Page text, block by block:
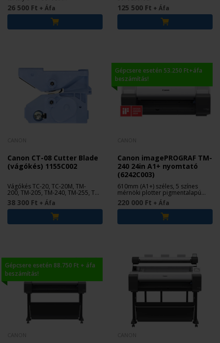
nyomtatóihoz.
26 500 Ft + Áfa 125 500 Ft + Áfa
Canon CT-08 Cutter Blade
(vágókés) 1155C002
Vágókés TC-20, TC-20M, TM-
200, TM-205, TM-240, TM-255, TM-
300, TM-305, TM-340, TM-350, TM-
355 nyomtatókhoz.
38 300 Ft + Áfa
Gépcsere esetén 53.250 Ft+áfa
beszámítás!
Canon imagePROGRAF TM-
240 24in A1+ nyomtató
(6242C003)
610mm (A1+) széles, 5 színes
mérnöki plotter pigmentalapú
tintával
220 000 Ft + Áfa
Gépcsere esetén 88.750 Ft + áfa
beszámítás!